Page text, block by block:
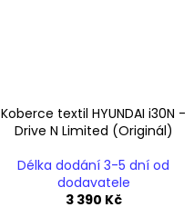
Koberce textil HYUNDAI i30N -
Drive N Limited (Originál)
Délka dodání 3-5 dní od
dodavatele
3 390 Kč